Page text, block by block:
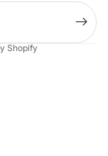
Shopify